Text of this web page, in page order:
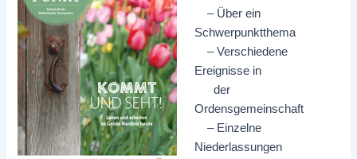
– Über ein
Schwerpunktthema
– Verschiedene
Ereignisse in
der
Ordensgemeinschaft
– Einzelne
Niederlassungen